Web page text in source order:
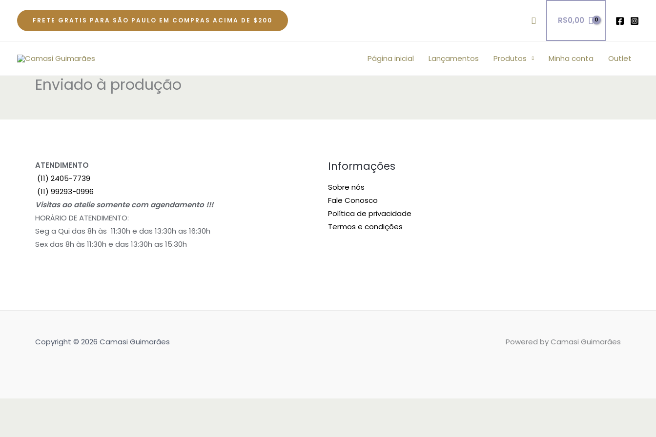
FRETE GRATIS PARA SÃO PAULO EM COMPRAS ACIMA DE $200 Pesquisar
R$0,00
Página inicial Lançamentos Produtos Minha conta Outlet
Enviado à produção
ATENDIMENTO
(11) 2405-7739
(11) 99293-0996
Visitas ao atelie somente com agendamento !!!
HORÁRIO DE ATENDIMENTO:
Seg a Qui das 8h às 11:30h e das 13:30h as 16:30h
Sex das 8h às 11:30h e das 13:30h as 15:30h
Informações
Sobre nós
Fale Conosco
Política de privacidade
Termos e condições
Copyright © 2026 Camasi Guimarães Powered by Camasi Guimarães